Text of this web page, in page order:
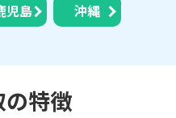
児島 沖縄
特徴